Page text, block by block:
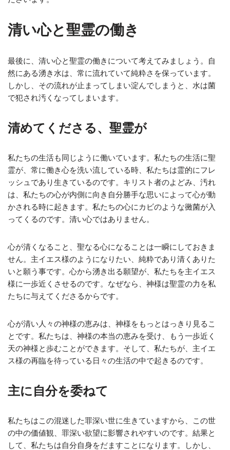
清い心と聖霊の働き
最後に、清い心と聖霊の働きについて考えてみましょう。自
然にある湧き水は、常に流れていて純粋さを保っています。
しかし、その流れが止まってしまい淀んでしまうと、水は菌
で犯され汚くなってしまいます。
清めてくださる、聖霊が
私たちの生活も同じように働いています。私たちの生活に聖
霊が、常に働き心を洗い流している時、私たちは霊的にフレ
ッシュであり生きているのです。キリスト者のよどみ、汚れ
は、私たちの心が内側に向き自分勝手な思いによって心が動
かされる時に起きます。私たちの心にカビのような黴菌が入
ってくるのです。清い心ではありません。
心が清くなること、聖なる心になることは一瞬にしておきま
せん。主イエス様のようになりたい、純粋であり清くありた
いと願う事です。心から湧き出る願望が、私たちを主イエス
様に一歩近くさせるのです。なぜなら、神様は聖霊の力を私
たちに与えてくださるからです。
心が清い人々の神様の恵みは、神様をもっとはっきり見るこ
とです。私たちは、神様の本当の恵みを受け、もう一歩近く
天の神様と歩むことができます。そして、私たちが、主イエ
ス様の再臨を待っている日々の生活の中で起きるのです。
主に自分を委ねて
私たちはこの混迷した罪深い世に生きていますから、この世
の中の価値観、罪深い欲望に影響されやすいのです。結果と
して、私たちは自分自身をだますことになります。しかし、